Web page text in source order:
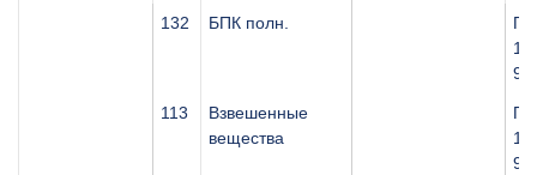
132 БПК полн.
97
113
Взвешенные
вещества
97